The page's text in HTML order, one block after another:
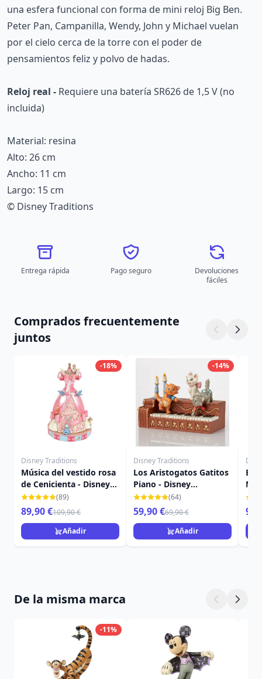
una esfera funcional con forma de mini reloj Big Ben.
Peter Pan, Campanilla, Wendy, John y Michael vuelan
por el cielo cerca de la torre con el poder de
pensamientos feliz y polvo de hadas.
Reloj real - Requiere una batería SR626 de 1,5 V (no
incluida)
Material: resina
Alto: 26 cm
Ancho: 11 cm
Largo: 15 cm
© Disney Traditions
Entrega rápida Pago seguro
Devoluciones
fáciles
Comprados frecuentemente
juntos
-18%
Disney Traditions
Música del vestido rosa
de Cenicienta - Disney
Traditions Cenicienta
(89)
89,90 €109,90 €
Añadir
-14%
Disney Traditions
Los Aristogatos Gatitos
Piano - Disney
Traditions Los
Aristogatos
(64)
59,90 €69,90 €
Añadir
De la misma marca
-11%